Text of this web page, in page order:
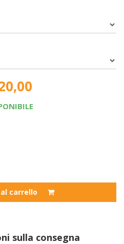
carrello
sulla consegna